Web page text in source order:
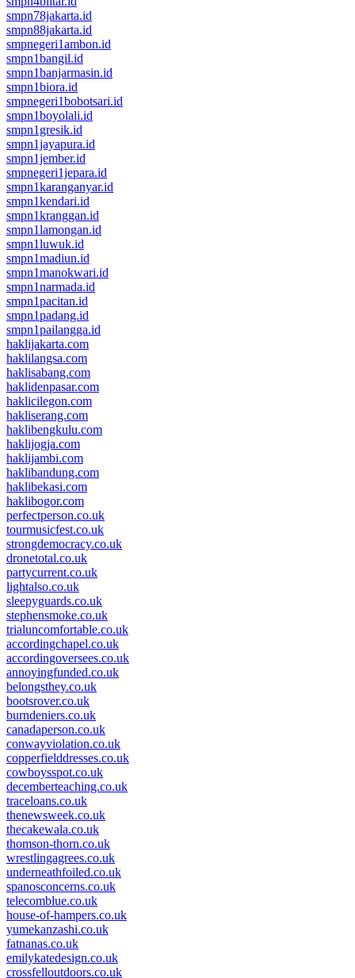
smpn78jakarta.id
smpn88jakarta.id
smpnegeri1ambon.id
smpn1bangil.id
smpn1banjarmasin.id
smpn1biora.id
smpnegeri1bobotsari.id
smpn1boyolali.id
smpn1gresik.id
smpn1jayapura.id
smpn1jember.id
smpnegeri1jepara.id
smpn1karanganyar.id
smpn1kendari.id
smpn1kranggan.id
smpn1lamongan.id
smpn1luwuk.id
smpn1madiun.id
smpn1manokwari.id
smpn1narmada.id
smpn1pacitan.id
smpn1padang.id
smpn1pailangga.id
haklijakarta.com
haklilangsa.com
haklisabang.com
haklidenpasar.com
haklicilegon.com
hakliserang.com
haklibengkulu.com
haklijogja.com
haklijambi.com
haklibandung.com
haklibekasi.com
haklibogor.com
perfectperson.co.uk
tourmusicfest.co.uk
strongdemocracy.co.uk
dronetotal.co.uk
partycurrent.co.uk
lightalso.co.uk
sleepyguards.co.uk
stephensmoke.co.uk
trialuncomfortable.co.uk
accordingchapel.co.uk
accordingoversees.co.uk
annoyingfunded.co.uk
belongsthey.co.uk
bootsrover.co.uk
burndeniers.co.uk
canadaperson.co.uk
conwayviolation.co.uk
copperfielddresses.co.uk
cowboysspot.co.uk
decemberteaching.co.uk
traceloans.co.uk
thenewsweek.co.uk
thecakewala.co.uk
thomson-thorn.co.uk
wrestlingagrees.co.uk
underneathfoiled.co.uk
spanosconcerns.co.uk
telecomblue.co.uk
house-of-hampers.co.uk
yumekanzashi.co.uk
fatnanas.co.uk
emilykatedesign.co.uk
crossfelloutdoors.co.uk